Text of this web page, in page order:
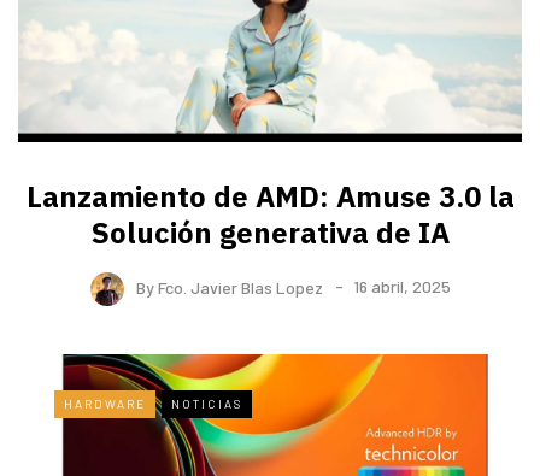
Lanzamiento de AMD: Amuse 3.0 la
Solución generativa de IA
ByFco. Javier Blas Lopez 16 abril, 2025
HARDWARE NOTICIAS